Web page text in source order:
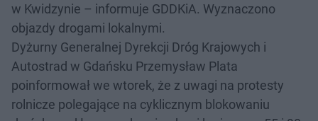
w Kwidzynie – informuje GDDKiA. Wyznaczono
objazdy drogami lokalnymi.
Dyżurny Generalnej Dyrekcji Dróg Krajowych i
Autostrad w Gdańsku Przemysław Plata
poinformował we wtorek, że z uwagi na protesty
rolnicze polegające na cyklicznym blokowaniu